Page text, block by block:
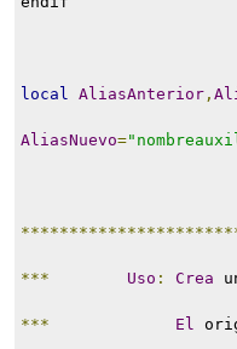
local AliasAnterior ,
AliasNuevo=
*** Uso : Crea
*** El